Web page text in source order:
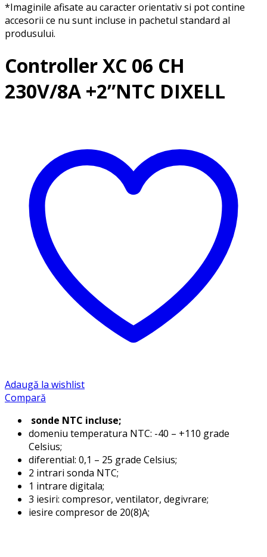
*Imaginile afisate au caracter orientativ si pot contine
accesorii ce nu sunt incluse in pachetul standard al
produsului.
Controller XC 06 CH
230V/8A +2”NTC DIXELL
Adaugă la wishlist
Compară
sonde NTC incluse;
domeniu temperatura NTC: -40 – +110 grade
Celsius;
diferential: 0,1 – 25 grade Celsius;
2 intrari sonda NTC;
1 intrare digitala;
3 iesiri: compresor, ventilator, degivrare;
iesire compresor de 20(8)A;